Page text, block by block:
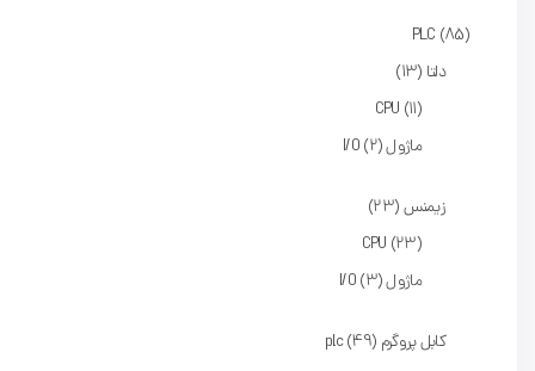
PLC 85
دلتا 13
CPU 11
ماژول I/O 2
زیمنس 23
CPU 23
ماژول I/O 3
کابل پروگرم plc 49